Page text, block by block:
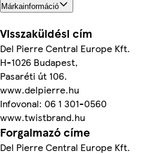
Márkainformáció
Visszaküldési cím
Del Pierre Central Europe Kft.
H-1026 Budapest,
Pasaréti út 106.
www.delpierre.hu
Infovonal: 06 1 301-0560
www.twistbrand.hu
Forgalmazó címe
Del Pierre Central Europe Kft.